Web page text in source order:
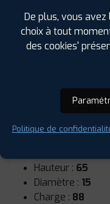
Saison :
Hiver
Hauteur : 65
Diamètre : 15
Charge : 88
De plus, vous
choix à tout
des cookies'
Politique de